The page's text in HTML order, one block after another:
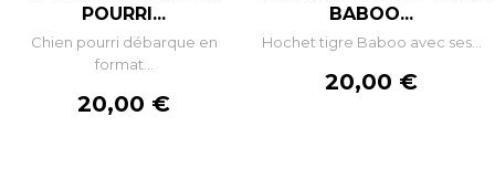
POURRI...
Chien pourri débarque en
format...
Prix
20,00 €
BABOO...
Hochet tigre Baboo avec ses...
Prix
20,00 €